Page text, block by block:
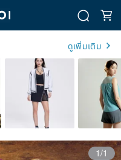
ดูเพิ่มเติม
1/1